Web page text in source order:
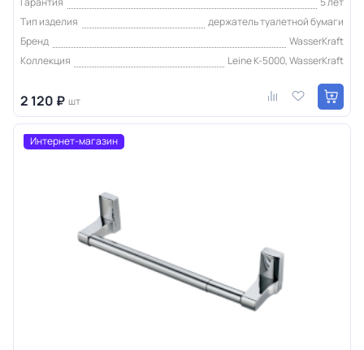
Тип изделия
держатель туалетной бумаги
Бренд
WasserKraft
Коллекция
Leine K-5000, WasserKraft
2 120 ₽ шт
Интернет-магазин